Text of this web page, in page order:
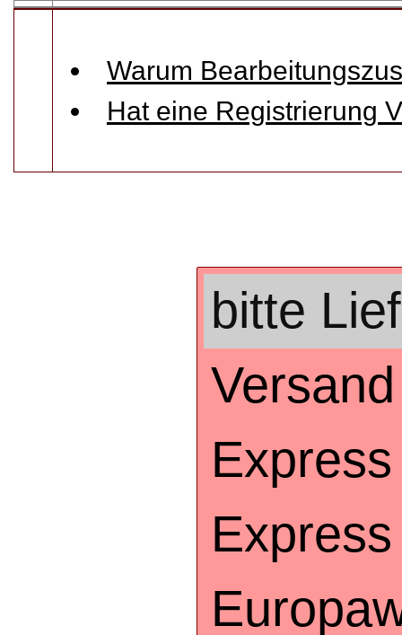
Warum
Hat eine Registrierung